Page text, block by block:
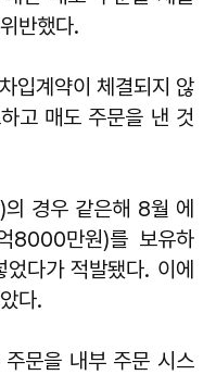
반했다.
입계약이 체결되지 않
고 매도 주문을 낸 것
경우 같은해 8월 에
8000만원)를 보유하
다가 적발됐다. 이에
다.
문을 내부 주문 시스